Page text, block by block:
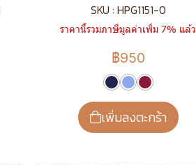
SKU : HPG1151-0
ราคานี้รวมภาษีมูลค่าเพิ่ม 7% แล้ว
฿950
เพิ่มลงตะกร้า